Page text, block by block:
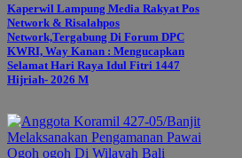
Kaperwil Lampung Media Rakyat Pos
Network & Risalahpos
Network,Tergabung Di Forum DPC
KWRI, Way Kanan : Mengucapkan
Selamat Hari Raya Idul Fitri 1447
Hijriah- 2026 M